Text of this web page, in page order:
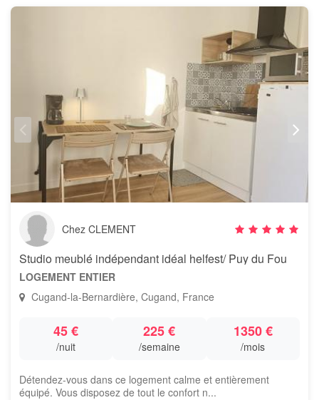
Chez CLEMENT
Studio meublé indépendant idéal helfest/ Puy du Fou
LOGEMENT ENTIER
Cugand-la-Bernardière, Cugand, France
45 €
/nuit
225 €
/semaine
1350 €
/mois
Détendez-vous dans ce logement calme et entièrement
équipé. Vous disposez de tout le confort n...